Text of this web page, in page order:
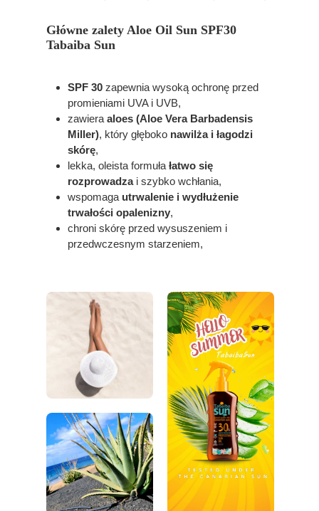
Główne zalety Aloe Oil Sun SPF30
Tabaiba Sun
SPF 30 zapewnia wysoką ochronę przed
promieniami UVA i UVB,
zawiera aloes (Aloe Vera Barbadensis
Miller), który głęboko nawilża i łagodzi
skórę,
lekka, oleista formuła łatwo się
rozprowadzai szybko wchłania,
wspomaga utrwalenie i wydłużenie
trwałości opalenizny,
chroni skórę przed wysuszeniem i
przedwczesnym starzeniem,